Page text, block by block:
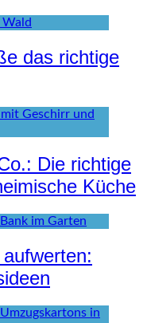
das richtige
Die richtige
Küche